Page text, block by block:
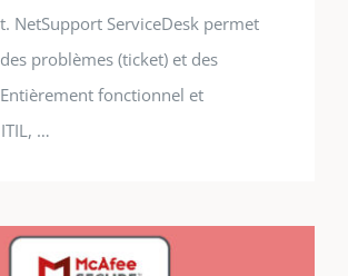
NetSupport ServiceDesk permet
problèmes (ticket) et des
fonctionnel et
…